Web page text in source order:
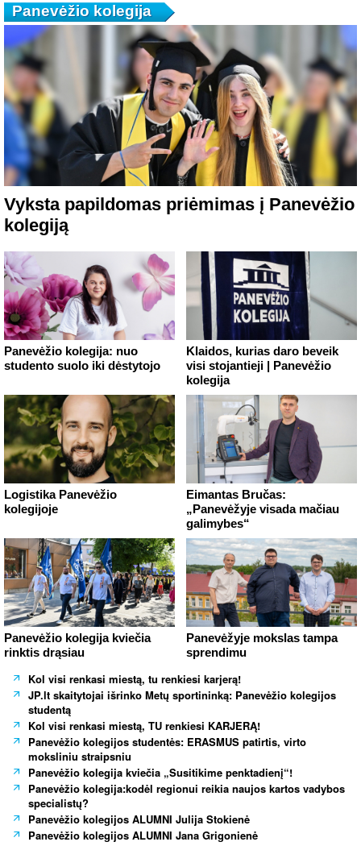
Panevėžio kolegija
Vyksta papildomas priėmimas į Panevėžio
kolegiją
Panevėžio kolegija: nuo
studento suolo iki dėstytojo
Klaidos, kurias daro beveik
visi stojantieji | Panevėžio
kolegija
Logistika Panevėžio
kolegijoje
Eimantas Bručas:
„Panevėžyje visada mačiau
galimybes“
Panevėžio kolegija kviečia
rinktis drąsiau
Panevėžyje mokslas tampa
sprendimu
Kol visi renkasi miestą, tu renkiesi karjerą!
JP.lt skaitytojai išrinko Metų sportininką: Panevėžio kolegijos
studentą
Kol visi renkasi miestą, TU renkiesi KARJERĄ!
Panevėžio kolegijos studentės: ERASMUS patirtis, virto
moksliniu straipsniu
Panevėžio kolegija kviečia „Susitikime penktadienį“!
Panevėžio kolegija:kodėl regionui reikia naujos kartos vadybos
specialistų?
Panevėžio kolegijos ALUMNI Julija Stokienė
Panevėžio kolegijos ALUMNI Jana Grigonienė